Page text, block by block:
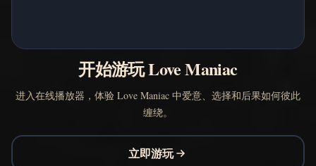
开始游玩 Love Maniac
进入在线播放器，体验 Love Maniac 中爱意、选择和后果如何彼此
缠绕。
立即游玩